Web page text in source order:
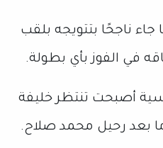
ناجحًا بتتويجه بلقب
في الفوز بأي بطولة.
أصبحت تنتظر خليفة
ما بعد رحيل محمد صلاح.